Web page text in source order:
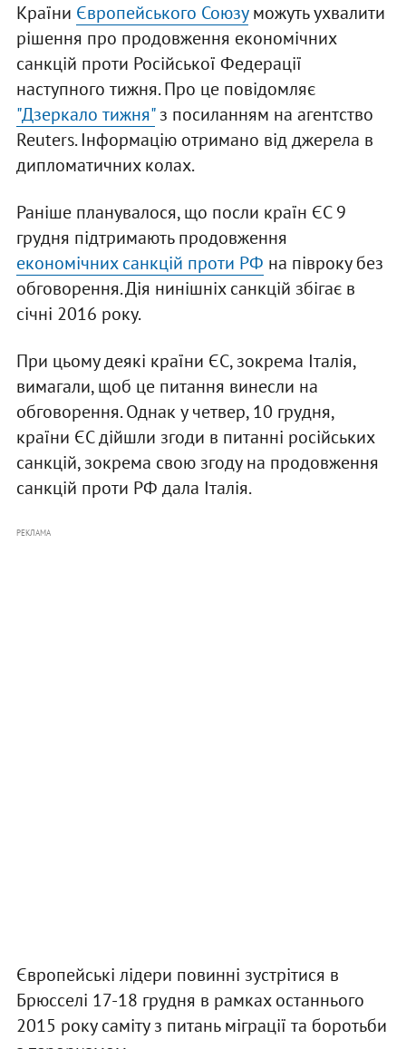
Країни Європейського Союзуможуть ухвалити
рішення про продовження економічних
санкцій проти Російської Федерації
наступного тижня. Про це повідомляє
"Дзеркало тижня"з посиланням на агентство
Reuters. Інформацію отримано від джерела в
дипломатичних колах.
Раніше планувалося, що посли країн ЄС 9
грудня підтримають продовження
економічних санкцій проти РФ на півроку без
обговорення. Дія нинішніх санкцій збігає в
січні 2016 року.
При цьому деякі країни ЄС, зокрема Італія,
вимагали, щоб це питання винесли на
обговорення. Однак у четвер, 10 грудня,
країни ЄС дійшли згоди в питанні російських
санкцій, зокрема свою згоду на продовження
санкцій проти РФ дала Італія.
РЕКЛАМА
Європейські лідери повинні зустрітися в
Брюсселі 17-18 грудня в рамках останнього
2015 року саміту з питань міграції та боротьби